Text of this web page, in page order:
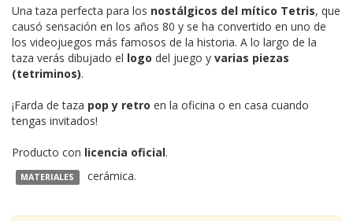
Una taza perfecta para los nostálgicos del mítico Tetris, que
causó sensación en los años 80 y se ha convertido en uno de
los videojuegos más famosos de la historia. A lo largo de la
taza verás dibujado el logo del juego y varias piezas
(tetriminos).
¡Farda de taza pop y retro en la oficina o en casa cuando
tengas invitados!
Producto con licencia oficial.
MATERIALES cerámica.